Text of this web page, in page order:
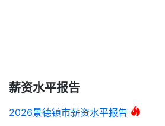
薪资水平报告
2026景德镇市薪资水平报告